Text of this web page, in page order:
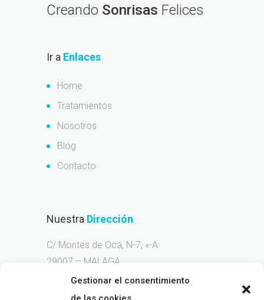
Gestionar el consentimiento
Creando Sonrisas Felices
Ir a Enlaces
Home
Tratamientos
Nosotros
Blog
Contacto
Nuestra Dirección
C/ Montes de Oca, N-7, «-A
29007 – MALAGA